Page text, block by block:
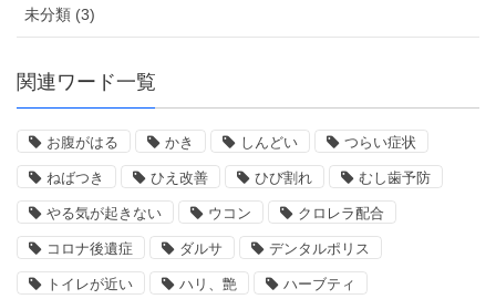
未分類 (3)
関連ワード一覧
お腹がはる かき しんどい つらい症状
ねばつき ひえ改善 ひび割れ むし歯予防
やる気が起きない ウコン クロレラ配合
コロナ後遺症 ダルサ デンタルポリス
トイレが近い ハリ、艶 ハーブティ